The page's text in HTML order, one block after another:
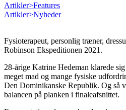
Artikler>Features
Artikler>Nyheder
Fysioterapeut, personlig træner,
Robinson Ekspeditionen 2021.
28-årige Katrine Hedeman klarede
meget mad og mange fysiske
Den Dominikanske Republik. Og så
balancen på planken i finaleafsnittet.